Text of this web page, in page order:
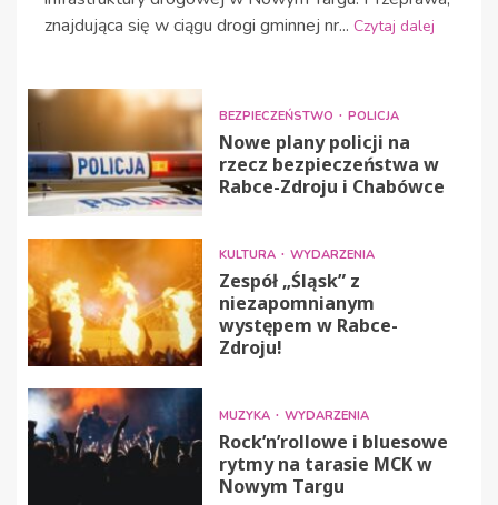
znajdująca się w ciągu drogi gminnej nr... Czytaj dalej
BEZPIECZEŃSTWO POLICJA
Nowe plany policji na
rzecz bezpieczeństwa w
Rabce-Zdroju i Chabówce
KULTURA WYDARZENIA
Zespół „Śląsk” z
niezapomnianym
występem w Rabce-
Zdroju!
MUZYKA WYDARZENIA
Rock’n’rollowe i bluesowe
rytmy na tarasie MCK w
Nowym Targu